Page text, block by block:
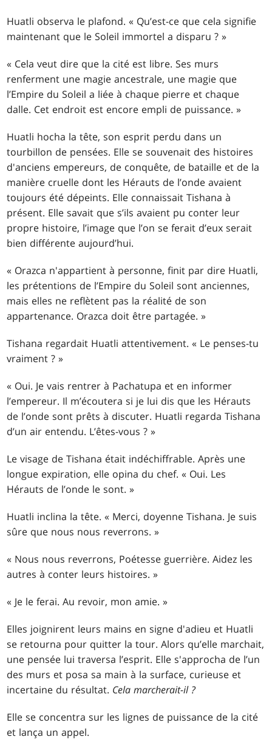
Huatli observa le plafond. « Qu’est-ce que cela signifie
maintenant que le Soleil immortel a disparu ? »
« Cela veut dire que la cité est libre. Ses murs
renferment une magie ancestrale, une magie que
l’Empire du Soleil a liée à chaque pierre et chaque
dalle. Cet endroit est encore empli de puissance. »
Huatli hocha la tête, son esprit perdu dans un
tourbillon de pensées. Elle se souvenait des histoires
d'anciens empereurs, de conquête, de bataille et de la
manière cruelle dont les Hérauts de l’onde avaient
toujours été dépeints. Elle connaissait Tishana à
présent. Elle savait que s’ils avaient pu conter leur
propre histoire, l’image que l’on se ferait d’eux serait
bien différente aujourd’hui.
« Orazca n'appartient à personne, finit par dire Huatli,
les prétentions de l’Empire du Soleil sont anciennes,
mais elles ne reflètent pas la réalité de son
appartenance. Orazca doit être partagée. »
Tishana regardait Huatli attentivement. « Le penses-tu
vraiment ? »
« Oui. Je vais rentrer à Pachatupa et en informer
l’empereur. Il m’écoutera si je lui dis que les Hérauts
de l’onde sont prêts à discuter. Huatli regarda Tishana
d’un air entendu. L’êtes-vous ? »
Le visage de Tishana était indéchiffrable. Après une
longue expiration, elle opina du chef. « Oui. Les
Hérauts de l’onde le sont. »
Huatli inclina la tête. « Merci, doyenne Tishana. Je suis
sûre que nous nous reverrons. »
« Nous nous reverrons, Poétesse guerrière. Aidez les
autres à conter leurs histoires. »
« Je le ferai. Au revoir, mon amie. »
Elles joignirent leurs mains en signe d'adieu et Huatli
se retourna pour quitter la tour. Alors qu’elle marchait,
une pensée lui traversa l’esprit. Elle s'approcha de l’un
des murs et posa sa main à la surface, curieuse et
incertaine du résultat. Cela marcherait-il ?
Elle se concentra sur les lignes de puissance de la cité
et lança un appel.